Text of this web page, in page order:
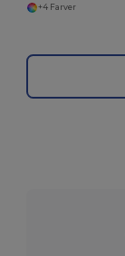
+4 Farver